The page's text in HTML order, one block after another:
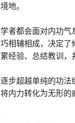
地。
者都会面对内功
相辅相成，决定
经验、总结教训，
步超越单纯的功
内力转化为无形的